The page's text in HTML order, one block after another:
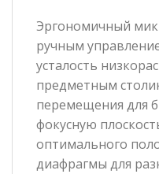
Эргономичный
ручным
усталость
предметным
перемещения для
фокусную
оптимального
диафрагмы для